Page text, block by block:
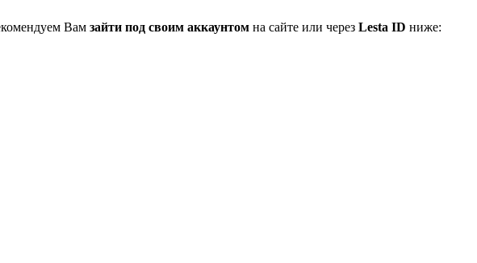
Вам зайти под своим аккаунтом на сайте или через Lesta ID ниже: